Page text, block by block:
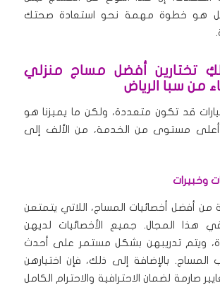
بل هو خطوة مهمة نحو استعادة صحتك
تختارين أفضل مساج منزلي
من سبا الرياض
قد تكون متعددة، ولكن ما يميزنا هو
أعلى مستوى من الخدمة، من الألف إلى
وخبيرات
من أفضل أخصائيات المساج، اللاتي يتمتعن
هذا المجال. جميع الأخصائيات لديهن
ويتم تدريبهن بشكل مستمر على أحدث
المساج. بالإضافة إلى ذلك، فإن اختيارهن
صارمة لضمان الاحترافية والاحترام الكامل